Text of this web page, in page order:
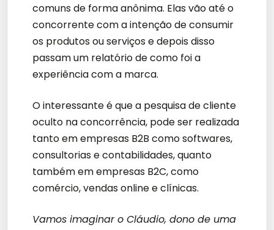
comuns de forma anônima. Elas vão até o
concorrente com a intenção de consumir
os produtos ou serviços e depois disso
passam um relatório de como foi a
experiência com a marca.
O interessante é que a pesquisa de cliente
oculto na concorrência, pode ser realizada
tanto em empresas B2B como softwares,
consultorias e contabilidades, quanto
também em empresas B2C, como
comércio, vendas online e clínicas.
Vamos imaginar o Cláudio, dono de uma